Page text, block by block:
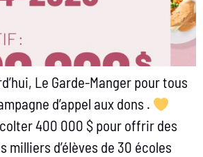
Le Garde-Manger pour tous
d’appel aux dons .
400 000 $ pour offrir des
milliers d’élèves de 30 écoles